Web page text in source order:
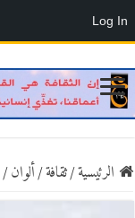
الرئيسية/ثقافة/ألوان/
Log In